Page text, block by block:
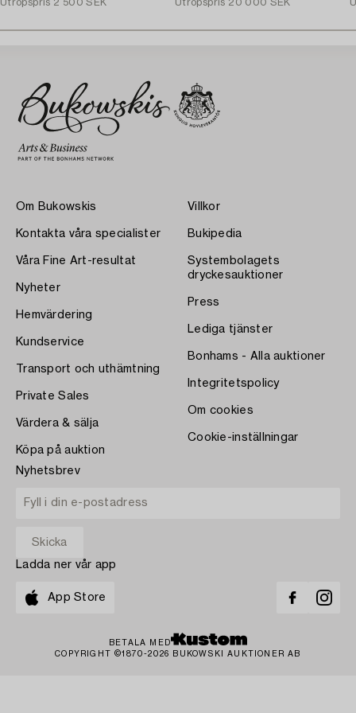
Utropspris 2 500 SEK
Utropspris 20 000 SEK
Om Bukowskis
Kontakta våra specialister
Våra Fine Art-resultat
Nyheter
Hemvärdering
Kundservice
Transport och uthämtning
Private Sales
Värdera & sälja
Köpa på auktion
Villkor
Bukipedia
Systembolagets
dryckesauktioner
Press
Lediga tjänster
Bonhams - Alla auktioner
Integritetspolicy
Om cookies
Cookie-inställningar
Nyhetsbrev
Ladda ner vår app
App Store
BETALA MED
COPYRIGHT ©1870-2026 BUKOWSKI AUKTIONER AB